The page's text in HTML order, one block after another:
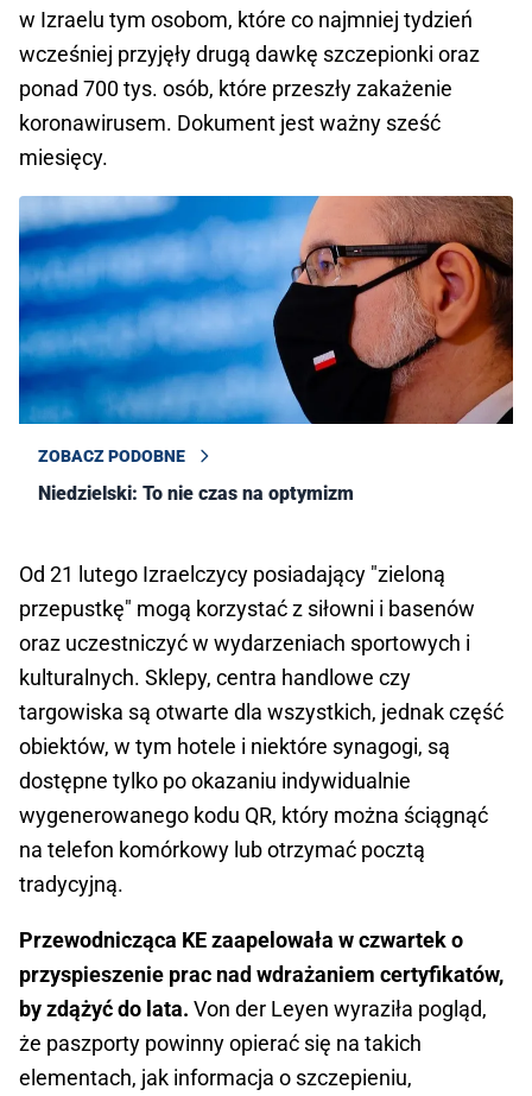
w Izraelu tym osobom, które co najmniej tydzień
wcześniej przyjęły drugą dawkę szczepionki oraz
ponad 700 tys. osób, które przeszły zakażenie
koronawirusem. Dokument jest ważny sześć
miesięcy.
ZOBACZ PODOBNE
Niedzielski: To nie czas na optymizm
Od 21 lutego Izraelczycy posiadający "zieloną
przepustkę" mogą korzystać z siłowni i basenów
oraz uczestniczyć w wydarzeniach sportowych i
kulturalnych. Sklepy, centra handlowe czy
targowiska są otwarte dla wszystkich, jednak część
obiektów, w tym hotele i niektóre synagogi, są
dostępne tylko po okazaniu indywidualnie
wygenerowanego kodu QR, który można ściągnąć
na telefon komórkowy lub otrzymać pocztą
tradycyjną.
Przewodnicząca KE zaapelowała w czwartek o
przyspieszenie prac nad wdrażaniem certyfikatów,
by zdążyć do lata. Von der Leyen wyraziła pogląd,
że paszporty powinny opierać się na takich
elementach, jak informacja o szczepieniu,